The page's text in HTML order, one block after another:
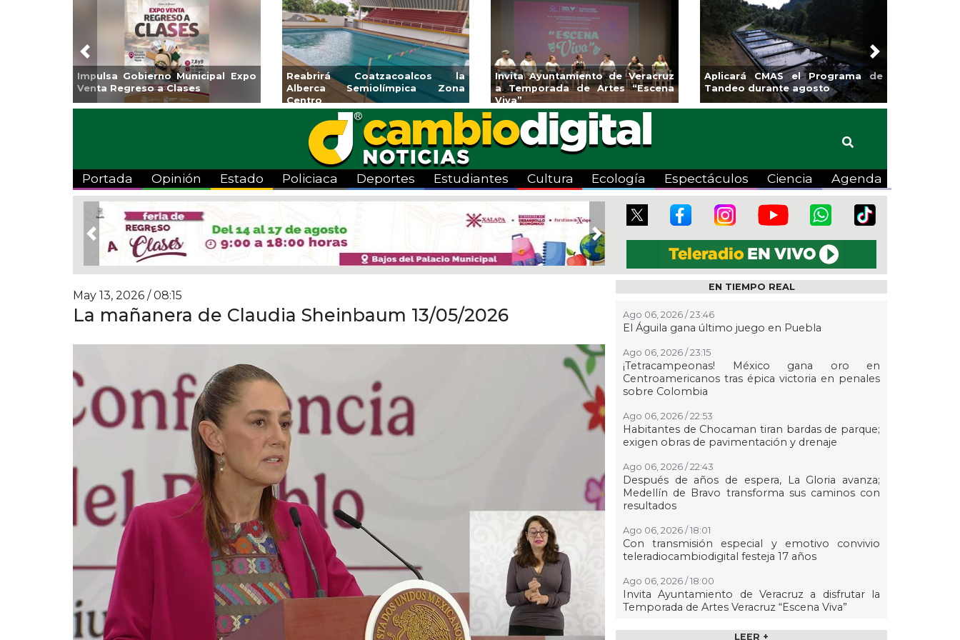
Impulsa Gobierno Municipal Expo
Venta Regreso a Clases
Reabrirá Coatzacoalcos la
Alberca Semiolímpica Zona
Centro
Invita Ayuntamiento de Veracruz
a Temporada de Artes “Escena
Viva”
Aplicará CMAS el Programa de
Tandeo durante agosto
Previous Next
Portada Opinión Estado Policiaca Deportes Estudiantes Cultura Ecología Espectáculos Ciencia Agenda
Previous Next
May 13, 2026 / 08:15
La mañanera de Claudia Sheinbaum 13/05/2026
EN TIEMPO REAL
Ago 06, 2026 / 23:46
El Águila gana último juego en Puebla
Ago 06, 2026 / 23:15
¡Tetracampeonas! México gana oro en
Centroamericanos tras épica victoria en penales
sobre Colombia
Ago 06, 2026 / 22:53
Habitantes de Chocaman tiran bardas de parque;
exigen obras de pavimentación y drenaje
Ago 06, 2026 / 22:43
Después de años de espera, La Gloria avanza;
Medellín de Bravo transforma sus caminos con
resultados
Ago 06, 2026 / 18:01
Con transmisión especial y emotivo convivio
teleradiocambiodigital festeja 17 años
Ago 06, 2026 / 18:00
Invita Ayuntamiento de Veracruz a disfrutar la
Temporada de Artes Veracruz “Escena Viva”
Ago 06, 2026 / 16:56 LEER +